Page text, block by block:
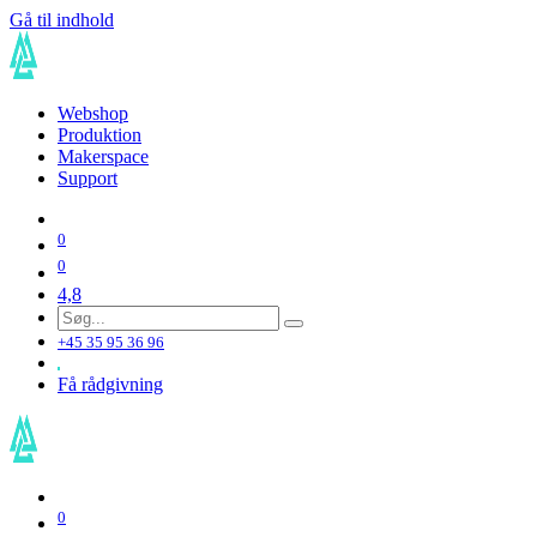
Gå til indhold
Webshop
Produktion
Makerspace
Support
0
0
4,8
+45 35 95 36 96
Få rådgivning
0